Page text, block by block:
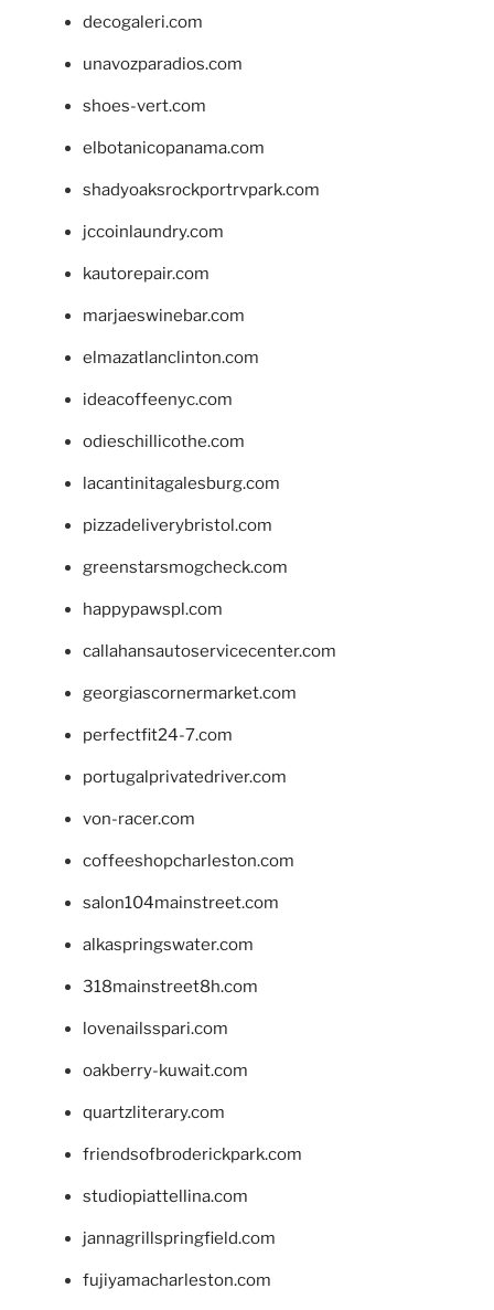
decogaleri.com
unavozparadios.com
shoes-vert.com
elbotanicopanama.com
shadyoaksrockportrvpark.com
jccoinlaundry.com
kautorepair.com
marjaeswinebar.com
elmazatlanclinton.com
ideacoffeenyc.com
odieschillicothe.com
lacantinitagalesburg.com
pizzadeliverybristol.com
greenstarsmogcheck.com
happypawspl.com
callahansautoservicecenter.com
georgiascornermarket.com
perfectfit24-7.com
portugalprivatedriver.com
von-racer.com
coffeeshopcharleston.com
salon104mainstreet.com
alkaspringswater.com
318mainstreet8h.com
lovenailsspari.com
oakberry-kuwait.com
quartzliterary.com
friendsofbroderickpark.com
studiopiattellina.com
jannagrillspringfield.com
fujiyamacharleston.com